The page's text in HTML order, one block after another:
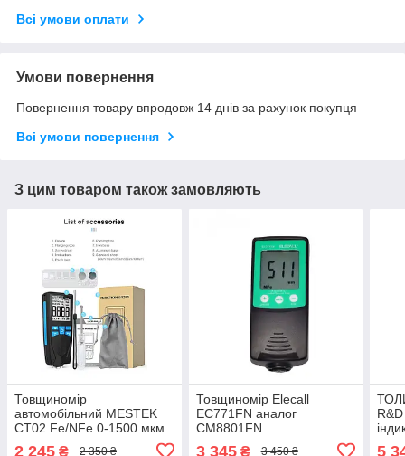
Всі умови оплати
Умови повернення
Повернення товару впродовж 14 днів за рахунок покупця
Всі умови повернення
З цим товаром також замовляють
Товщиномір
автомобільний MESTEK
CT02 Fe/NFe 0-1500 мкм
2 245 ₴ 2 350 ₴
Товщиномір Elecall
EC771FN аналог
СМ8801FN
3 345₴ 3 450 ₴ 5